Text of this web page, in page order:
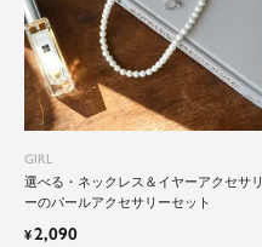
GIRL
選べる・ネックレス＆イヤーアクセサリ
ーのパールアクセサリーセット
¥2,090